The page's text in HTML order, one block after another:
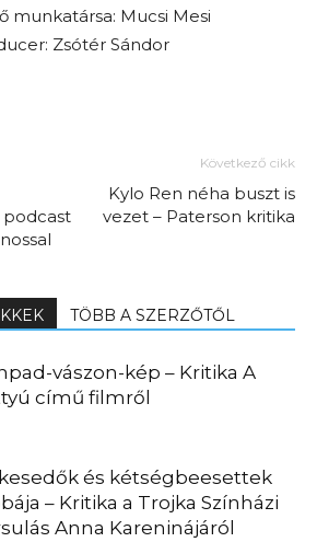
munkatársa: Mucsi Mesi
Zsótér Sándor
podcast
Következő cikk
Kylo Ren néha buszt is
vezet – Paterson kritika
TÖBB A SZERZŐTŐL
vászon-kép – Kritika A
című filmről
és kétségbeesettek
– Kritika a Trojka Színházi
Anna Kareninájáról